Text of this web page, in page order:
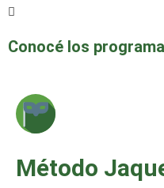
Conocé los
Método